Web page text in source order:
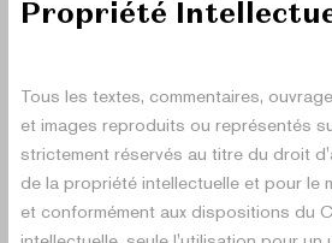
Propriété
Tous les textes, commentaires,
et images reproduits ou représentés
strictement réservés au titre du droit
de la propriété intellectuelle et pour le
et conformément aux dispositions du